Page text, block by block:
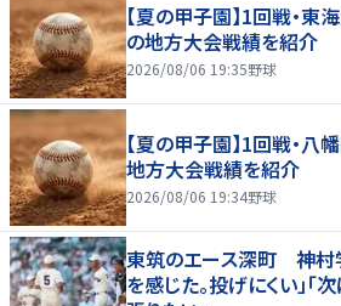
【夏の甲子園】1回戦・
の地方大会戦績を紹介
2026/08/06 19:35野球
【夏の甲子園】1回戦・
地方大会戦績を紹介
2026/08/06 19:34野球
東筑のエース深町 神村
を感じた。投げにくい」